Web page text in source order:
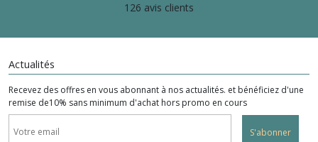
126 avis clients
Actualités
Recevez des offres en vous abonnant à nos actualités. et bénéficiez d'une
remise de10% sans minimum d'achat hors promo en cours
S'abonner